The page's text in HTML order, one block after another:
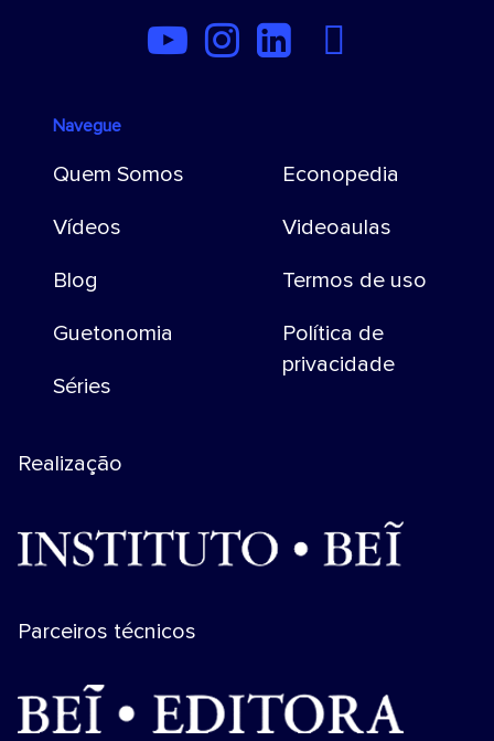
Navegue
Quem Somos
Vídeos
Blog
Guetonomia
Séries
Econopedia
Videoaulas
Termos de uso
Política de
privacidade
Realização
Parceiros técnicos